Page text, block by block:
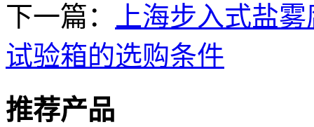
下一篇：
上海步入式盐
试验箱的选购条件
推荐产品